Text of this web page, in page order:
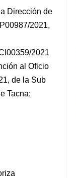
Dirección de
2021,
2021
al Oficio
de la Sub
Tacna;